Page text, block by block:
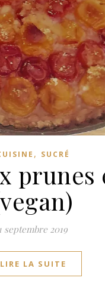
, SUCRÉ
prunes
1 septembre 2019
LIRE LA SUITE